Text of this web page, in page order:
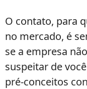
O contato, para
no mercado, é
se a empresa
suspeitar de
pré-conceitos